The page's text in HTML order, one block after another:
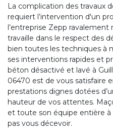
La complication des travaux
requiert l’intervention d'un
l’entreprise Zepp
travaille dans le respect des
bien toutes les techniques
ses interventions rapides et
béton désactivé et lavé à
06470 est de vous satisfaire
prestations dignes dotées
hauteur de vos attentes.
et toute son équipe entière
pas vous décevoir.